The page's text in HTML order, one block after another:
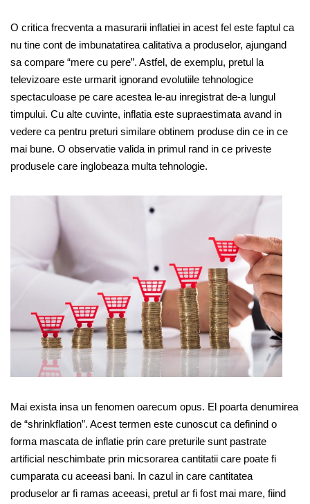
O critica frecventa a masurarii inflatiei in acest fel este faptul ca
nu tine cont de imbunatatirea calitativa a produselor, ajungand
sa compare “mere cu pere”. Astfel, de exemplu, pretul la
televizoare este urmarit ignorand evolutiile tehnologice
spectaculoase pe care acestea le-au inregistrat de-a lungul
timpului. Cu alte cuvinte, inflatia este supraestimata avand in
vedere ca pentru preturi similare obtinem produse din ce in ce
mai bune. O observatie valida in primul rand in ce priveste
produsele care inglobeaza multa tehnologie.
Mai exista insa un fenomen oarecum opus. El poarta denumirea
de “shrinkflation”. Acest termen este cunoscut ca definind o
forma mascata de inflatie prin care preturile sunt pastrate
artificial neschimbate prin micsorarea cantitatii care poate fi
cumparata cu aceeasi bani. In cazul in care cantitatea
produselor ar fi ramas aceeasi, pretul ar fi fost mai mare, fiind